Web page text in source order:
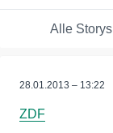
Alle Storys
28.01.2013 – 13:22
ZDF